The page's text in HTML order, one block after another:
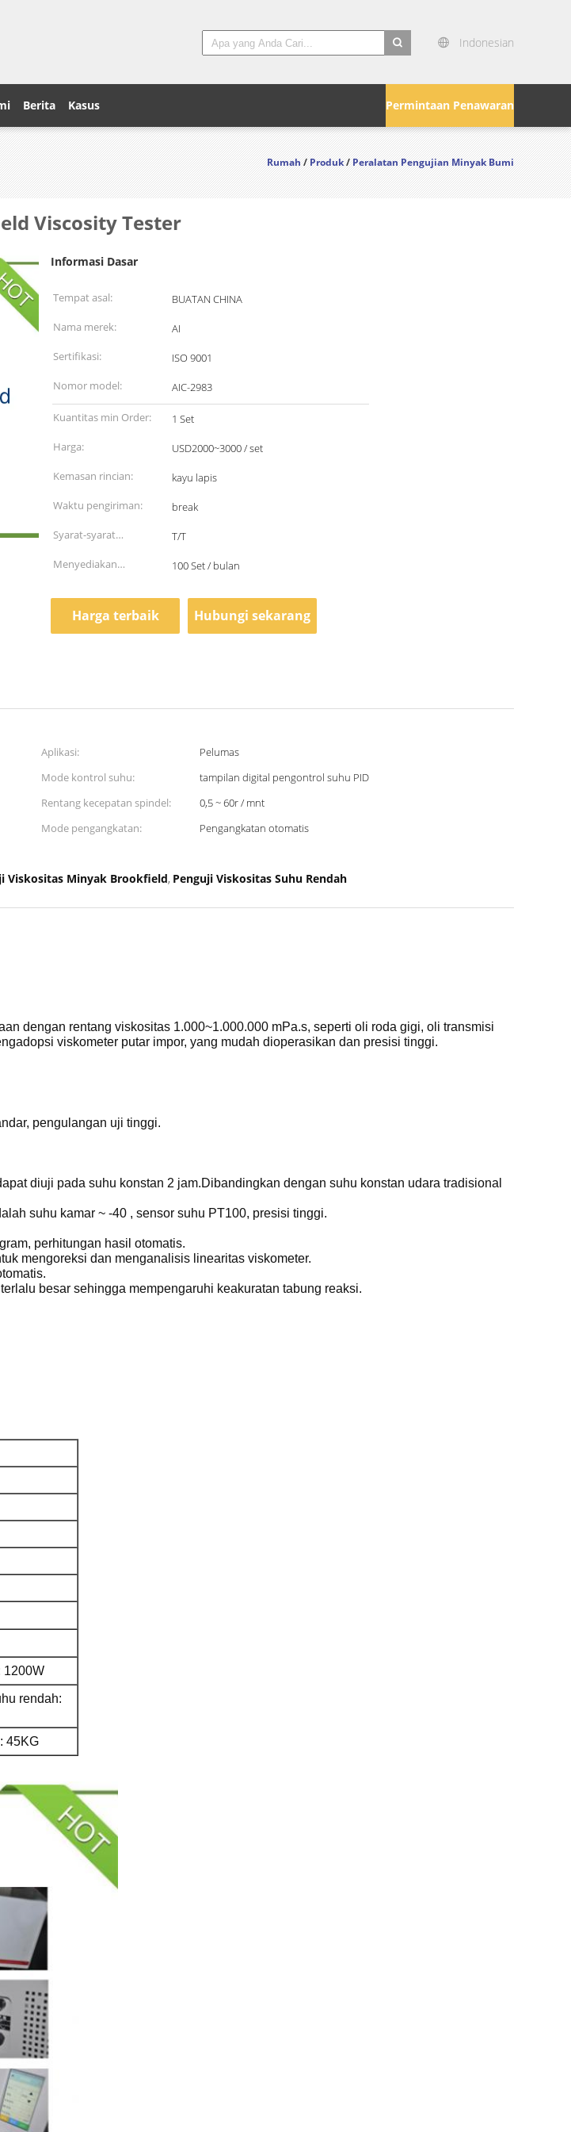
Indonesian
Permintaan Penawaran
Berita Kasus
Rumah/Produk/Peralatan Pengujian Minyak Bumi
Viscosity Tester
Informasi Dasar
Tempat asal:
BUATAN CHINA
Nama merek:
AI
Sertifikasi:
ISO 9001
Nomor model:
AIC-2983
Kuantitas min Order:
1 Set
Harga:
USD2000~3000 / set
Kemasan rincian:
kayu lapis
Waktu pengiriman:
break
Syarat-syarat
pembayaran:
T/T
Menyediakan
100 Set / bulan
Harga terbaik Hubungi sekarang
Aplikasi:
Pelumas
Mode kontrol suhu:
tampilan digital pengontrol suhu PID
Rentang kecepatan spindel:
0,5 ~ 60r / mnt
Mode pengangkatan:
Pengangkatan otomatis
Viskositas Minyak Brookfield, Penguji Viskositas Suhu Rendah
dengan rentang viskositas 1.000~1.000.000 mPa.s, seperti oli roda gigi, oli transmisi
viskometer putar impor, yang mudah dioperasikan dan presisi tinggi.
pengulangan uji tinggi.
diuji pada suhu konstan 2 jam.Dibandingkan dengan suhu konstan udara tradisional
suhu kamar ~ -40 , sensor suhu PT100, presisi tinggi.
perhitungan hasil otomatis.
mengoreksi dan menganalisis linearitas viskometer.
besar sehingga mempengaruhi keakuratan tabung reaksi.
1200W
rendah:
45KG